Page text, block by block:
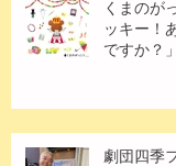
くまのが
ッキー！
ですか？
劇団四季